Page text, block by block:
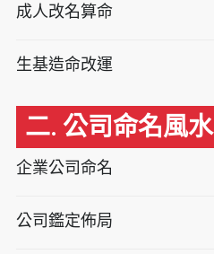
成人改名算命
生基造命改運
二. 公司命名風水
企業公司命名
公司鑑定佈局